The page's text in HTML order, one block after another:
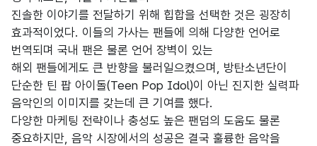
진솔한 이야기를 전달하기 위해 힙합을 선택한 것은 굉장히
효과적이었다. 이들의 가사는 팬들에 의해 다양한 언어로
번역되며 국내 팬은 물론 언어 장벽이 있는
해외 팬들에게도 큰 반향을 불러일으켰으며, 방탄소년단이
단순한 틴 팝 아이돌(Teen Pop Idol)이 아닌 진지한 실력파
음악인의 이미지를 갖는데 큰 기여를 했다.
다양한 마케팅 전략이나 충성도 높은 팬덤의 도움도 물론
중요하지만, 음악 시장에서의 성공은 결국 훌륭한 음악을